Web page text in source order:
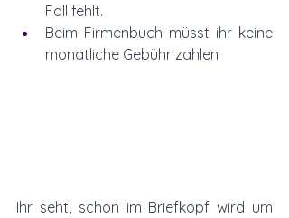
Fall fehlt.
Beim Firmenbuch müsst ihr keine
monatliche Gebühr zahlen
Ihr seht, schon im Briefkopf wird um